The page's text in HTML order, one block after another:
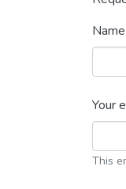
Your
This